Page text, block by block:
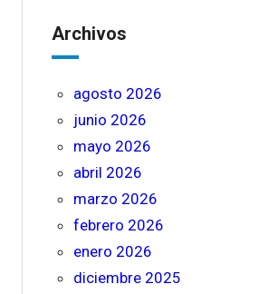
Archivos
agosto 2026
junio 2026
mayo 2026
abril 2026
marzo 2026
febrero 2026
enero 2026
diciembre 2025